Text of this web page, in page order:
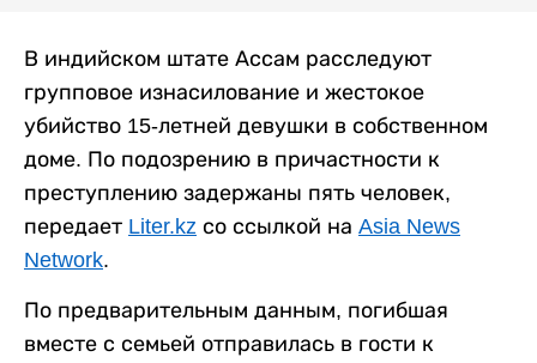
В индийском штате Ассам расследуют
групповое изнасилование и жестокое
убийство 15-летней девушки в собственном
доме. По подозрению в причастности к
преступлению задержаны пять человек,
передает Liter.kz со ссылкой на Asia News
Network.
По предварительным данным, погибшая
вместе с семьей отправилась в гости к